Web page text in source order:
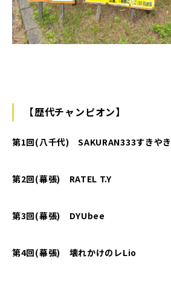
【歴代チャンピオン】
第1回(八千代) SAKURAN333すきやき
第2回(幕張) RATEL T.Y
第3回(幕張) DYUbee
第4回(幕張) 壊れかけのレLio